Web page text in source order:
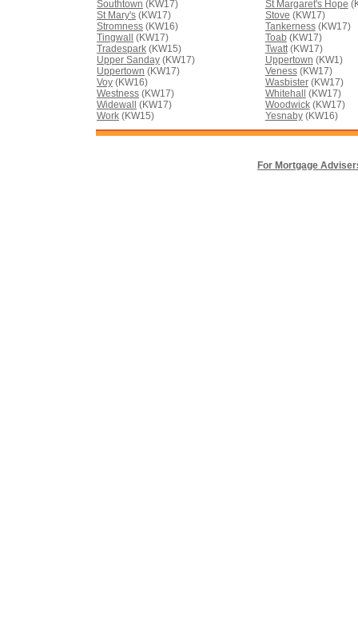
Southtown (KW17) St Margaret's Hope
St Mary's (KW17) Stove (KW17)
Stromness (KW16) Tankerness(KW17)
Tingwall
(KW17) Toab (KW17)
Tradespark (KW15) Twatt(KW17)
Upper Sanday (KW17) Uppertown (KW1)
Uppertown (KW17) Veness(KW17)
Voy (KW16) Wasbister(KW17)
Westness (KW17) Whitehall
(KW17)
Widewall
(KW17) Woodwick(KW17)
Work (KW15) Yesnaby(KW16)
For Mortgage